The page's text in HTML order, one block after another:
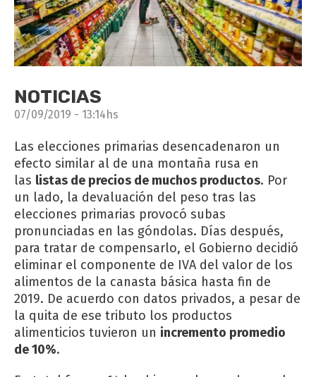
NOTICIAS
07/09/2019 - 13:14hs
Las elecciones primarias desencadenaron un
efecto similar al de una montaña rusa en
las listas de precios de muchos productos. Por
un lado, la devaluación del peso tras las
elecciones primarias provocó subas
pronunciadas en las góndolas. Días después,
para tratar de compensarlo, el Gobierno decidió
eliminar el componente de IVA del valor de los
alimentos de la canasta básica hasta fin de
2019. De acuerdo con datos privados, a pesar de
la quita de ese tributo los productos
alimenticios tuvieron un incremento promedio
de 10%.